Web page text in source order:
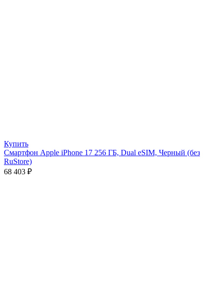
Купить
Смартфон Apple iPhone 17 256 ГБ, Dual eSIM, Черный (без
RuStore)
68 403 ₽